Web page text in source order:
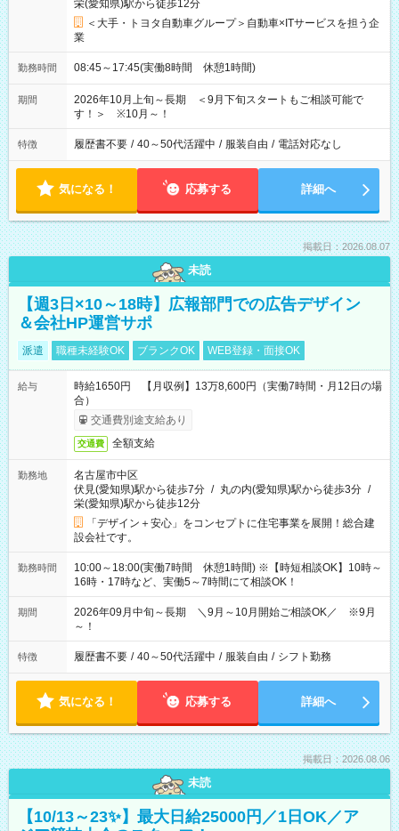
栄(愛知県)駅から徒歩12分
＜大手・トヨタ自動車グループ＞自動車×ITサービスを担う企
業
勤務時間 08:45～17:45(実働8時間 休憩1時間)
期間
2026年10月上旬～長期 ＜9月下旬スタートもご相談可能で
す！＞ ※10月～！
特徴 履歴書不要 / 40～50代活躍中 / 服装自由 / 電話対応なし
気になる！ 応募する 詳細へ
掲載日：2026.08.07
未読
【週3日×10～18時】広報部門での広告デザイン
＆会社HP運営サポ
派遣 職種未経験OK ブランクOK WEB登録・面接OK
給与
時給1650円 【月収例】13万8,600円（実働7時間・月12日の場
合）
交通費別途支給あり
交通費 全額支給
勤務地
名古屋市中区
伏見(愛知県)駅から徒歩7分 / 丸の内(愛知県)駅から徒歩3分 /
栄(愛知県)駅から徒歩12分
「デザイン＋安心」をコンセプトに住宅事業を展開！総合建
設会社です。
勤務時間
10:00～18:00(実働7時間 休憩1時間) ※【時短相談OK】10時～
16時・17時など、実働5～7時間にて相談OK！
期間
2026年09月中旬～長期 ＼9月～10月開始ご相談OK／ ※9月
～！
特徴 履歴書不要 / 40～50代活躍中 / 服装自由 / シフト勤務
気になる！ 応募する 詳細へ
掲載日：2026.08.06
未読
【10/13～23✨】最大日給25000円／1日OK／ア